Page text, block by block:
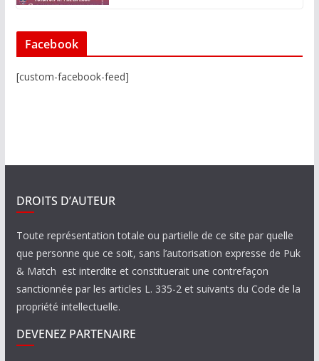
Facebook
[custom-facebook-feed]
DROITS D’AUTEUR
Toute représentation totale ou partielle de ce site par quelle
que personne que ce soit, sans l’autorisation expresse de Puk
& Match est interdite et constituerait une contrefaçon
sanctionnée par les articles L. 335-2 et suivants du Code de la
propriété intellectuelle.
DEVENEZ PARTENAIRE